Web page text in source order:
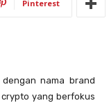
Pinterest
dengan nama brand
yang berfokus